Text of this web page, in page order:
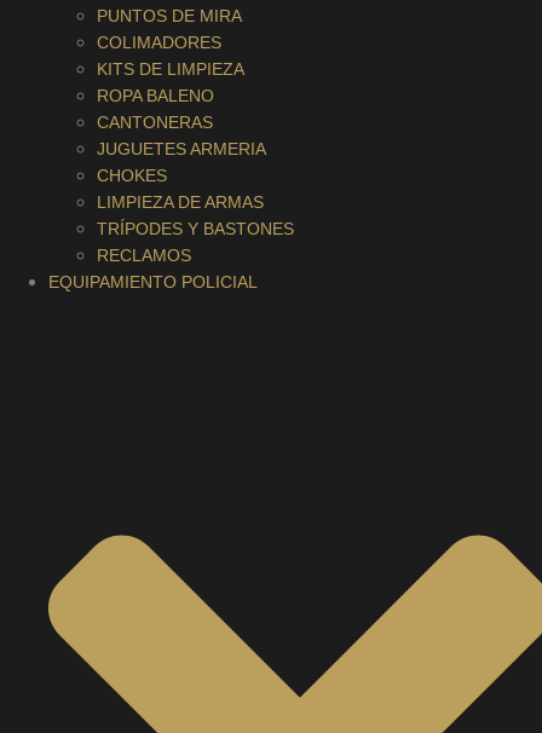
PUNTOS DE MIRA
COLIMADORES
KITS DE LIMPIEZA
ROPA BALENO
CANTONERAS
JUGUETES ARMERIA
CHOKES
LIMPIEZA DE ARMAS
TRÍPODES Y BASTONES
RECLAMOS
EQUIPAMIENTO POLICIAL